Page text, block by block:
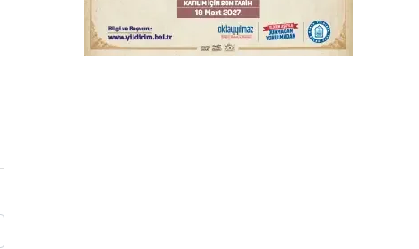
Serbest piyasada altın fiyatları...